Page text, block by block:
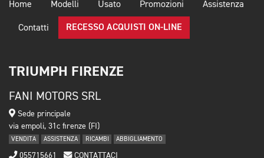
Home Modelli Usato Promozioni Assistenza
Contatti RECESSO ACQUISTI ON-LINE
TRIUMPH FIRENZE
FANI MOTORS SRL
Sede principale
via empoli, 31c firenze (FI)
VENDITA ASSISTENZA RICAMBI ABBIGLIAMENTO
055715661 CONTATTACI